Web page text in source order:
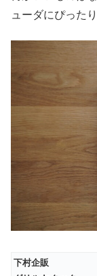
ューダにぴった
下村企販